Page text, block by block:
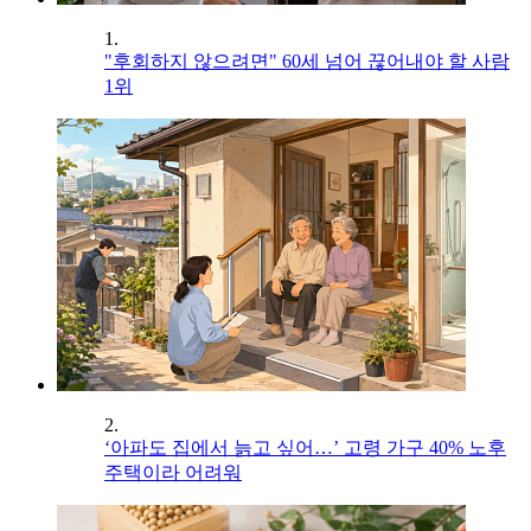
1.
"후회하지 않으려면" 60세 넘어 끊어내야 할 사람
1위
2.
‘아파도 집에서 늙고 싶어…’ 고령 가구 40% 노후
주택이라 어려워